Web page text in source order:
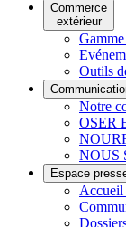
Commerce
extérieur
Outils
Notre
OSER
NOUS
Espace
Accueil